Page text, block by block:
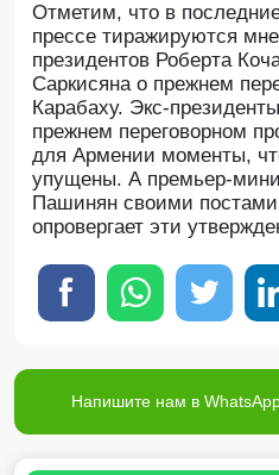
Отметим, что в
прессе тиражируются
президентов Роберта
Саркисяна о прежнем
Карабаху. Экс-
прежнем переговорном
для Армении моменты,
упущены. А премьер-
Пашинян своими
опровергает эти
Напишите нам в